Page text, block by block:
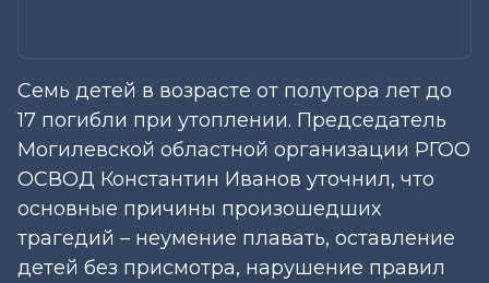
Семь детей в возрасте от полутора лет до
17 погибли при утоплении. Председатель
Могилевской областной организации РГОО
ОСВОД Константин Иванов уточнил, что
основные причины произошедших
трагедий – неумение плавать, оставление
детей без присмотра, нарушение правил